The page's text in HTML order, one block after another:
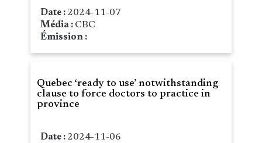
Date : 2024-11-07
Média : CBC
Émission :
Quebec ‘ready to use’ notwithstanding
clause to force doctors to practice in
province
Date : 2024-11-06